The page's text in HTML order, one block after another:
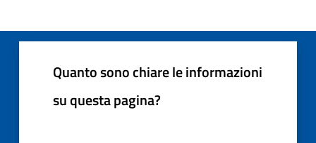
Quanto sono chiare le informazioni
su questa pagina?